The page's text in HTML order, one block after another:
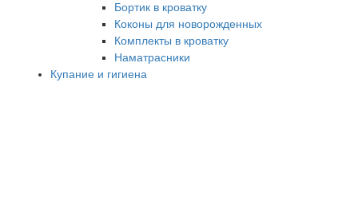
Бортик в кроватку
Коконы для новорожденных
Комплекты в кроватку
Наматрасники
Купание и гигиена